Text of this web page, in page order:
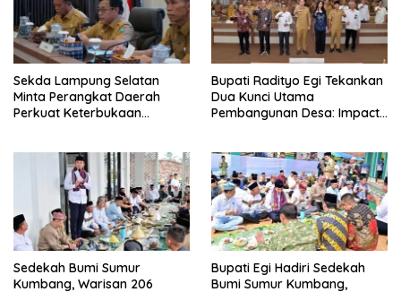
Sekda Lampung Selatan
Minta Perangkat Daerah
Perkuat Keterbukaan
Bupati Radityo Egi Tekankan
Dua Kunci Utama
Pembangunan Desa: Impact
Sedekah Bumi Sumur
Kumbang, Warisan 206
Bupati Egi Hadiri Sedekah
Bumi Sumur Kumbang,